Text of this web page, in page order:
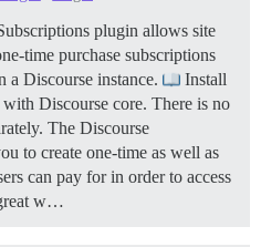
plugin allows site
time purchase subscriptions
a Discourse instance.
Install
Discourse core. There is no
The Discourse
to create one-time as well as
can pay for in order to access
w…